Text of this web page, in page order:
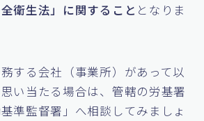
衛生法」に関すること となりま
する会社（事業所）があって以
い当たる場合は、管轄の労基署
準監督署」へ相談してみましょ